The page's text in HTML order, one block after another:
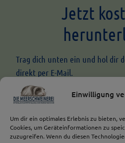
Einwilligung
Um dir ein optimales Erlebnis zu bieten,
Cookies, um Geräteinformationen zu
zuzugreifen. Wenn du diesen
Jetzt
Trag dich unten ein und hol dir
direkt per E-Mail.
Ein wertvolles Geschenk für
Pädagoginnen und Eltern –